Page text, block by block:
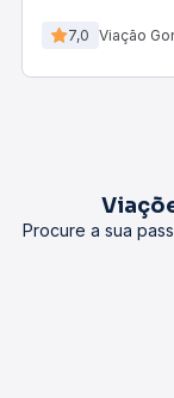
7,0 Viação
Procure a sua